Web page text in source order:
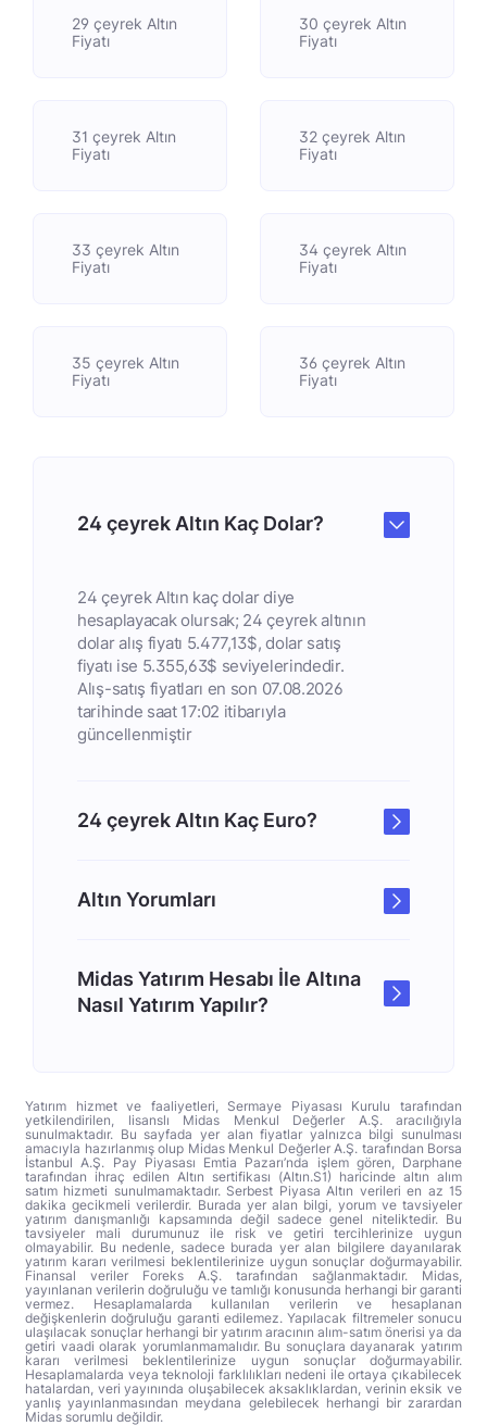
29 çeyrek Altın
Fiyatı
30 çeyrek Altın
Fiyatı
31 çeyrek Altın
Fiyatı
32 çeyrek Altın
Fiyatı
33 çeyrek Altın
Fiyatı
34 çeyrek Altın
Fiyatı
35 çeyrek Altın
Fiyatı
36 çeyrek Altın
Fiyatı
24 çeyrek Altın Kaç Dolar?
24 çeyrek Altın kaç dolar diye
hesaplayacak olursak; 24 çeyrek altının
dolar alış fiyatı 5.477,13$, dolar satış
fiyatı ise 5.355,63$ seviyelerindedir.
Alış-satış fiyatları en son 07.08.2026
tarihinde saat 17:02 itibarıyla
güncellenmiştir
24 çeyrek Altın Kaç Euro?
Altın Yorumları
Midas Yatırım Hesabı İle Altına
Nasıl Yatırım Yapılır?
Yatırım hizmet ve faaliyetleri, Sermaye Piyasası Kurulu tarafından
yetkilendirilen, lisanslı Midas Menkul Değerler A.Ş. aracılığıyla
sunulmaktadır. Bu sayfada yer alan fiyatlar yalnızca bilgi sunulması
amacıyla hazırlanmış olup Midas Menkul Değerler A.Ş. tarafından Borsa
İstanbul A.Ş. Pay Piyasası Emtia Pazarı’nda işlem gören, Darphane
tarafından ihraç edilen Altın sertifikası (Altın.S1) haricinde altın alım
satım hizmeti sunulmamaktadır. Serbest Piyasa Altın verileri en az 15
dakika gecikmeli verilerdir. Burada yer alan bilgi, yorum ve tavsiyeler
yatırım danışmanlığı kapsamında değil sadece genel niteliktedir. Bu
tavsiyeler mali durumunuz ile risk ve getiri tercihlerinize uygun
olmayabilir. Bu nedenle, sadece burada yer alan bilgilere dayanılarak
yatırım kararı verilmesi beklentilerinize uygun sonuçlar doğurmayabilir.
Finansal veriler Foreks A.Ş. tarafından sağlanmaktadır. Midas,
yayınlanan verilerin doğruluğu ve tamlığı konusunda herhangi bir garanti
vermez. Hesaplamalarda kullanılan verilerin ve hesaplanan
değişkenlerin doğruluğu garanti edilemez. Yapılacak filtremeler sonucu
ulaşılacak sonuçlar herhangi bir yatırım aracının alım-satım önerisi ya da
getiri vaadi olarak yorumlanmamalıdır. Bu sonuçlara dayanarak yatırım
kararı verilmesi beklentilerinize uygun sonuçlar doğurmayabilir.
Hesaplamalarda veya teknoloji farklılıkları nedeni ile ortaya çıkabilecek
hatalardan, veri yayınında oluşabilecek aksaklıklardan, verinin eksik ve
yanlış yayınlanmasından meydana gelebilecek herhangi bir zarardan
Midas sorumlu değildir.